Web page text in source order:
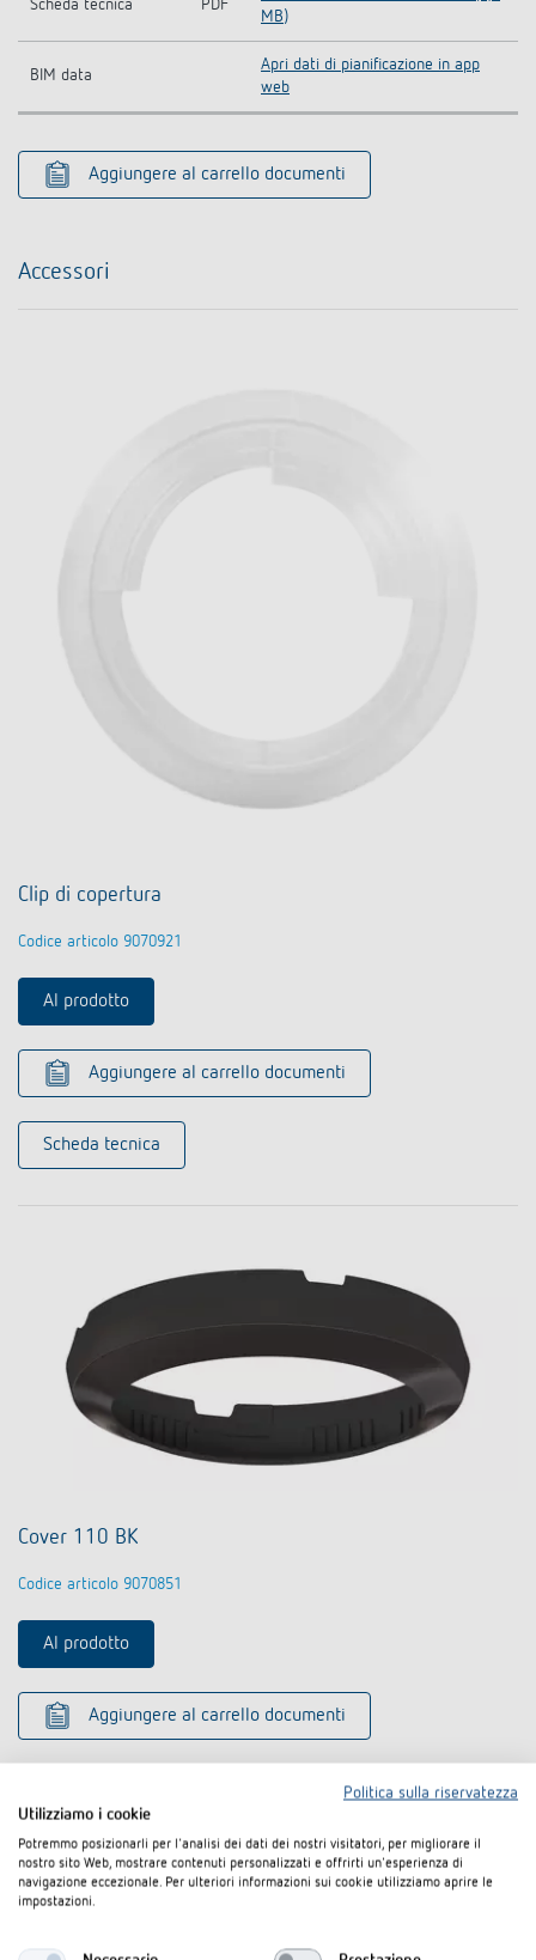
Scheda tecnica PDF
MB)
BIM data
Apri dati di pianificazione in app
web
Aggiungere al carrello documenti
Accessori
Clip di copertura
Codice articolo 9070921
Al prodotto
Aggiungere al carrello documenti
Scheda tecnica
Cover 110 BK
Codice articolo 9070851
Al prodotto
Aggiungere al carrello documenti
Politica sulla riservatezza
Utilizziamo i cookie
Potremmo posizionarli per l'analisi dei dati dei nostri visitatori, per migliorare il
nostro sito Web, mostrare contenuti personalizzati e offrirti un'esperienza di
navigazione eccezionale. Per ulteriori informazioni sui cookie utilizziamo aprire le
impostazioni.